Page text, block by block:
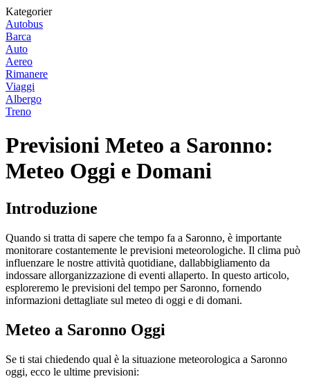
Kategorier
Autobus
Barca
Auto
Aereo
Rimanere
Viaggi
Albergo
Treno
Previsioni Meteo a Saronno:
Meteo Oggi e Domani
Introduzione
Quando si tratta di sapere che tempo fa a Saronno, è importante
monitorare costantemente le previsioni meteorologiche. Il clima può
influenzare le nostre attività quotidiane, dallabbigliamento da
indossare allorganizzazione di eventi allaperto. In questo articolo,
esploreremo le previsioni del tempo per Saronno, fornendo
informazioni dettagliate sul meteo di oggi e di domani.
Meteo a Saronno Oggi
Se ti stai chiedendo qual è la situazione meteorologica a Saronno
oggi, ecco le ultime previsioni: